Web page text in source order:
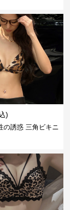
)
の誘惑 三角ビキニ